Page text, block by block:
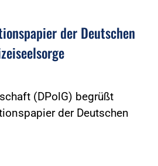
der Deutschen
(DPolG) begrüßt
der Deutschen